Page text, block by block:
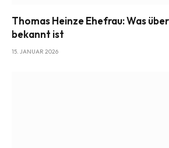
Thomas Heinze Ehefrau: Was
bekannt ist
15. JANUAR 2026